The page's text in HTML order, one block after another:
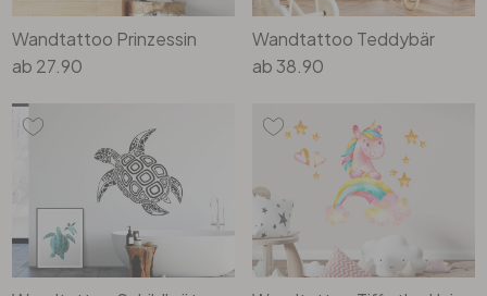
Wandtattoo Prinzessin
ab 27.90
Wandtattoo Teddybär
ab38.90